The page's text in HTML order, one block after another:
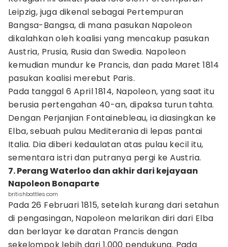
Leipzig, juga dikenal sebagai Pertempuran
Bangsa-Bangsa, di mana pasukan Napoleon
dikalahkan oleh koalisi yang mencakup pasukan
Austria, Prusia, Rusia dan Swedia. Napoleon
kemudian mundur ke Prancis, dan pada Maret 1814
pasukan koalisi merebut Paris.
Pada tanggal 6 April 1814, Napoleon, yang saat itu
berusia pertengahan 40-an, dipaksa turun tahta.
Dengan Perjanjian Fontainebleau, ia diasingkan ke
Elba, sebuah pulau Mediterania di lepas pantai
Italia. Dia diberi kedaulatan atas pulau kecil itu,
sementara istri dan putranya pergi ke Austria.
7. Perang Waterloo dan akhir dari kejayaan
Napoleon Bonaparte
britishbattles.com
Pada 26 Februari 1815, setelah kurang dari setahun
di pengasingan, Napoleon melarikan diri dari Elba
dan berlayar ke daratan Prancis dengan